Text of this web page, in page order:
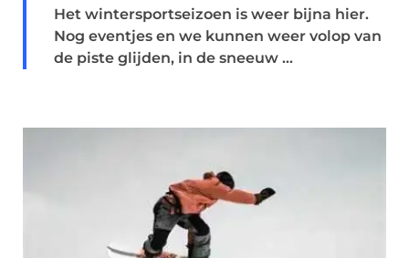
Het wintersportseizoen is weer bijna hier.
Nog eventjes en we kunnen weer volop van
de piste glijden, in de sneeuw ...